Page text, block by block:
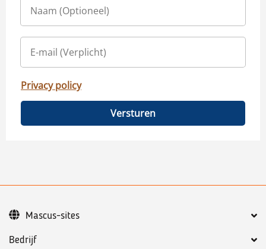
Privacy policy
Versturen
Bedrijf
Mascus-sites